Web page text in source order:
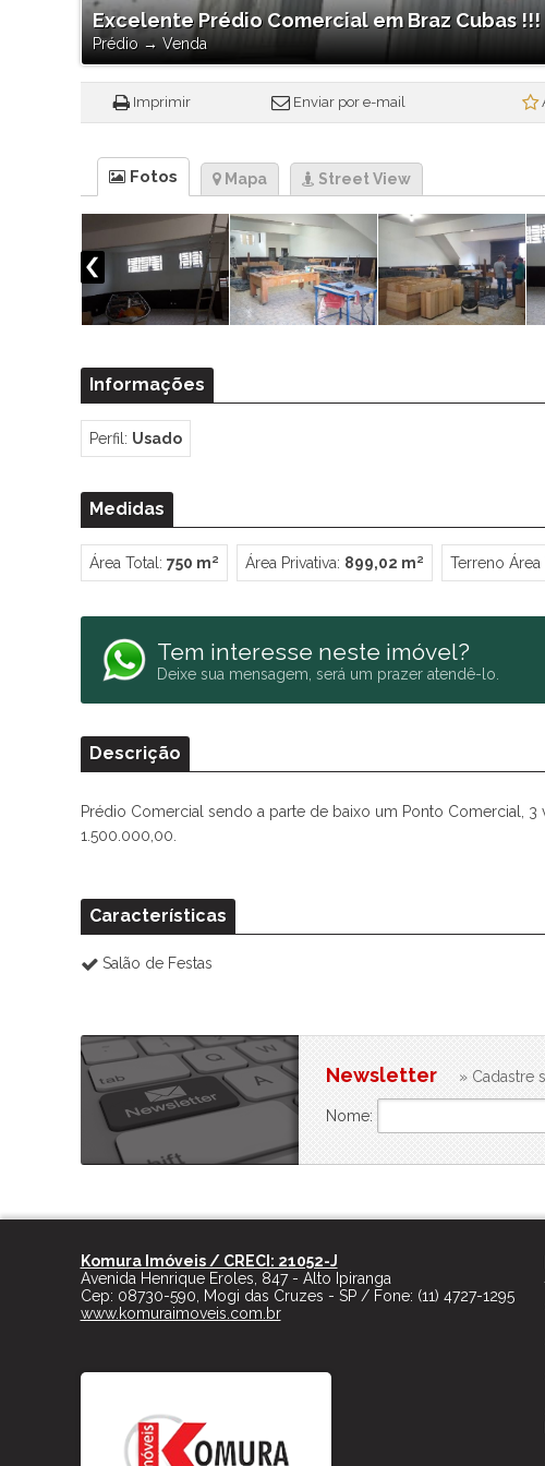
Mogi
Praças
Real
Res.
Tulum
Excelente Prédio Comercial em Braz Cubas !!!
Prédio → Venda
Imprimir Enviar por e-mail
Fotos Mapa Street View
Informações
Perfil: Usado
Medidas
Área Total: 750 m² Área Privativa: 899,02 m² Terreno Área
Tem interesse neste imóvel?
Deixe sua mensagem, será um prazer atendê-lo.
Descrição
Prédio Comercial sendo a parte de baixo um Ponto Comercial, 3
1.500.000,00.
Características
Salão de Festas
Newsletter » Cadastre
Nome:
Komura Imóveis / CRECI: 21052-J
Avenida Henrique Eroles, 847 - Alto Ipiranga
Cep: 08730-590 Mogi das Cruzes - SP/ Fone: (11) 4727-1295
www.komuraimoveis.com.br